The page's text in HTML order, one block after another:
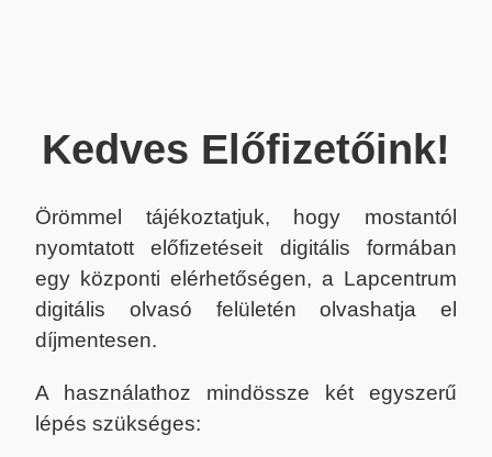
Kedves Előfizetőink!
Örömmel tájékoztatjuk, hogy mostantól
nyomtatott előfizetéseit digitális formában
egy központi elérhetőségen, a Lapcentrum
digitális olvasó felületén olvashatja el
díjmentesen.
A használathoz mindössze két egyszerű
lépés szükséges: